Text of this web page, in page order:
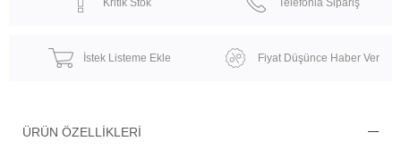
Kritik Stok Telefonla Sipariş
İstek Listeme Ekle Fiyat Düşünce Haber Ver
ÜRÜN ÖZELLIKLERI